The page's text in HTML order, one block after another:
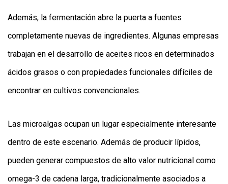
Además, la fermentación abre la puerta a fuentes
completamente nuevas de ingredientes. Algunas empresas
trabajan en el desarrollo de aceites ricos en determinados
ácidos grasos o con propiedades funcionales difíciles de
encontrar en cultivos convencionales.
Las microalgas ocupan un lugar especialmente interesante
dentro de este escenario. Además de producir lípidos,
pueden generar compuestos de alto valor nutricional como
omega-3 de cadena larga, tradicionalmente asociados a